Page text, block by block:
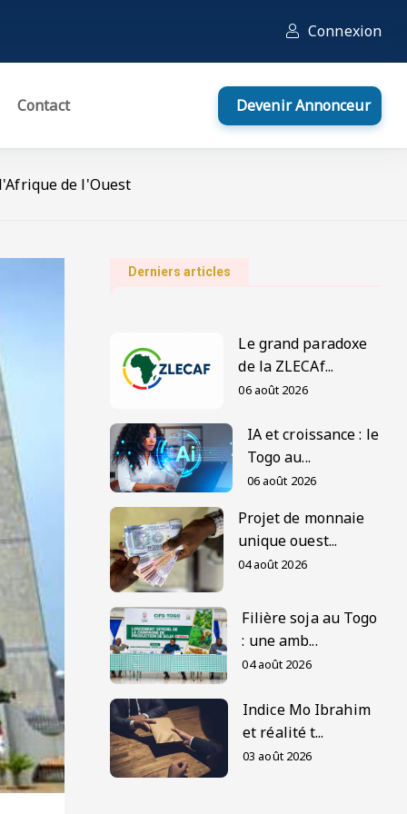
Connexion
Contact Devenir Annonceur
de l'Ouest
Derniers articles
Le grand paradoxe
de la ZLECAf...
06 août 2026
IA et croissance : le
Togo au...
06 août 2026
Projet de monnaie
unique ouest...
04 août 2026
Filière soja au Togo
: une amb...
04 août 2026
Indice Mo Ibrahim
et réalité t...
03 août 2026